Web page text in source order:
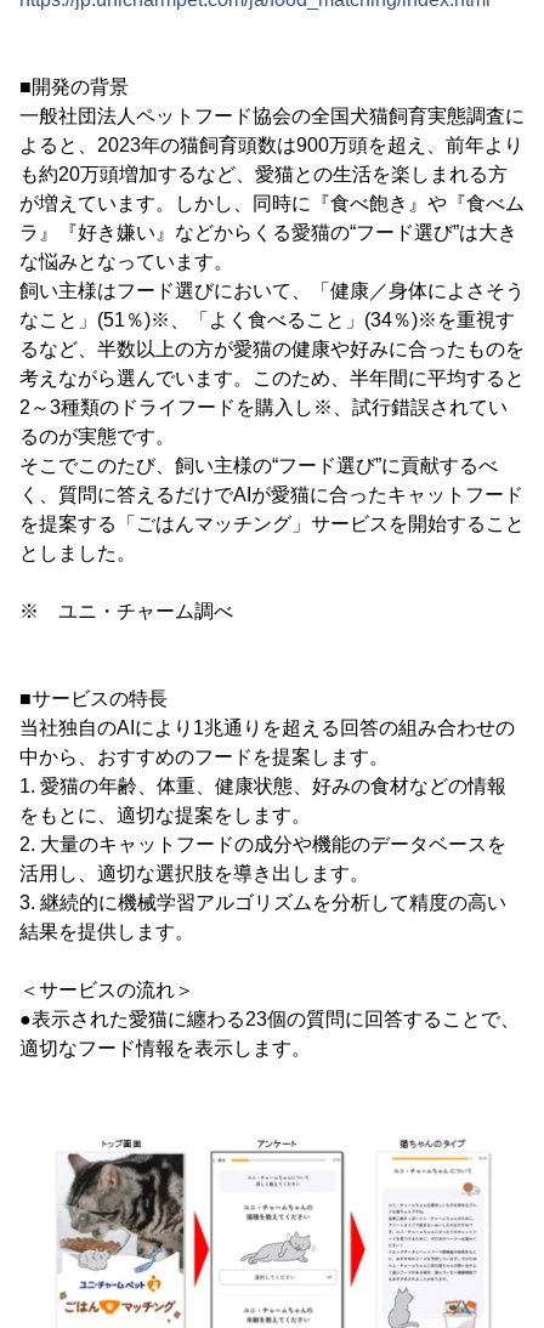
■開発の背景
一般社団法人ペットフード協会の全国犬猫飼育実態調査に
よると、2023年の猫飼育頭数は900万頭を超え、前年より
も約20万頭増加するなど、愛猫との生活を楽しまれる方
が増えています。しかし、同時に『食べ飽き』や『食べム
ラ』『好き嫌い』などからくる愛猫の“フード選び”は大き
な悩みとなっています。
飼い主様はフード選びにおいて、「健康／身体によさそう
なこと」(51％)※、「よく食べること」(34％)※を重視す
るなど、半数以上の方が愛猫の健康や好みに合ったものを
考えながら選んでいます。このため、半年間に平均すると
2～3種類のドライフードを購入し※、試行錯誤されてい
るのが実態です。
そこでこのたび、飼い主様の“フード選び”に貢献するべ
く、質問に答えるだけでAIが愛猫に合ったキャットフード
を提案する「ごはんマッチング」サービスを開始すること
としました。
※ ユニ・チャーム調べ
■サービスの特長
当社独自のAIにより1兆通りを超える回答の組み合わせの
中から、おすすめのフードを提案します。
1. 愛猫の年齢、体重、健康状態、好みの食材などの情報
をもとに、適切な提案をします。
2. 大量のキャットフードの成分や機能のデータベースを
活用し、適切な選択肢を導き出します。
3. 継続的に機械学習アルゴリズムを分析して精度の高い
結果を提供します。
＜サービスの流れ＞
●表示された愛猫に纏わる23個の質問に回答することで、
適切なフード情報を表示します。